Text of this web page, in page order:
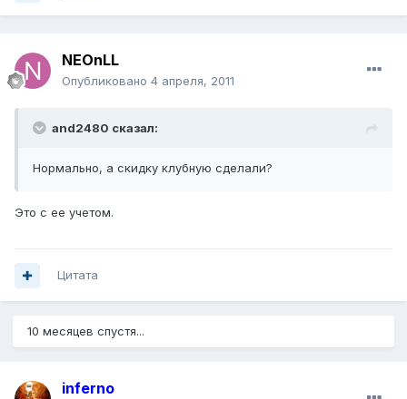
NEOnLL
Опубликовано 4 апреля, 2011
and2480 сказал:
Нормально, а скидку клубную сделали?
Это с ее учетом.
Цитата
10 месяцев спустя...
inferno